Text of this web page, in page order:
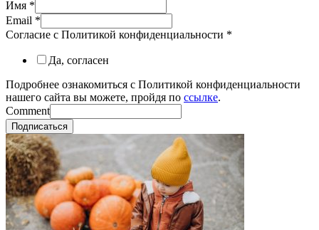
Имя *
Email *
Согласие с Политикой конфиденциальности *
Да, согласен
Подробнее ознакомиться с Политикой конфиденциальности
нашего сайта вы можете, пройдя по ссылке.
Comment
Подписаться